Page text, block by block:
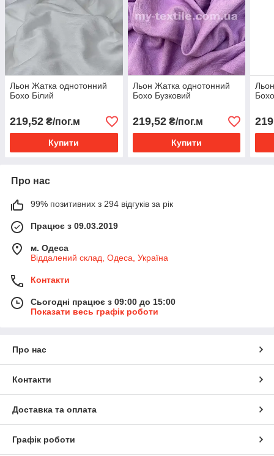
Льон Жатка однотонний
Бохо Білий
219,52 ₴/пог.м
Купити
Льон Жатка однотонний
Бохо Бузковий
219,52₴/пог.м
Купити
Про нас
99% позитивних з 294 відгуків за рік
Працює з 09.03.2019
м. Одеса
Віддалений склад, Одеса, Україна
Контакти
Сьогодні працює з 09:00 до 15:00
Показати весь графік роботи
Про нас
Контакти
Доставка та оплата
Графік роботи